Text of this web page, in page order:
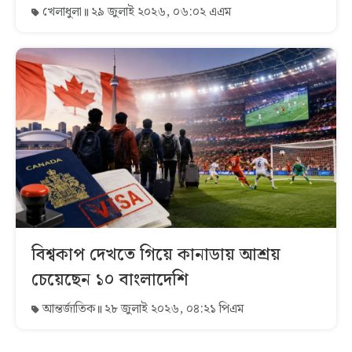
খেলাধুলা ২৯ জুলাই ২০২৬, ০৬:০২ এএম
বিশ্বকাপ দেখতে গিয়ে কানাডায় আশ্রয়
চেয়েছেন ১০ বাংলাদেশি
আন্তর্জাতিক ২৮ জুলাই ২০২৬, ০৪:২১ পিএম